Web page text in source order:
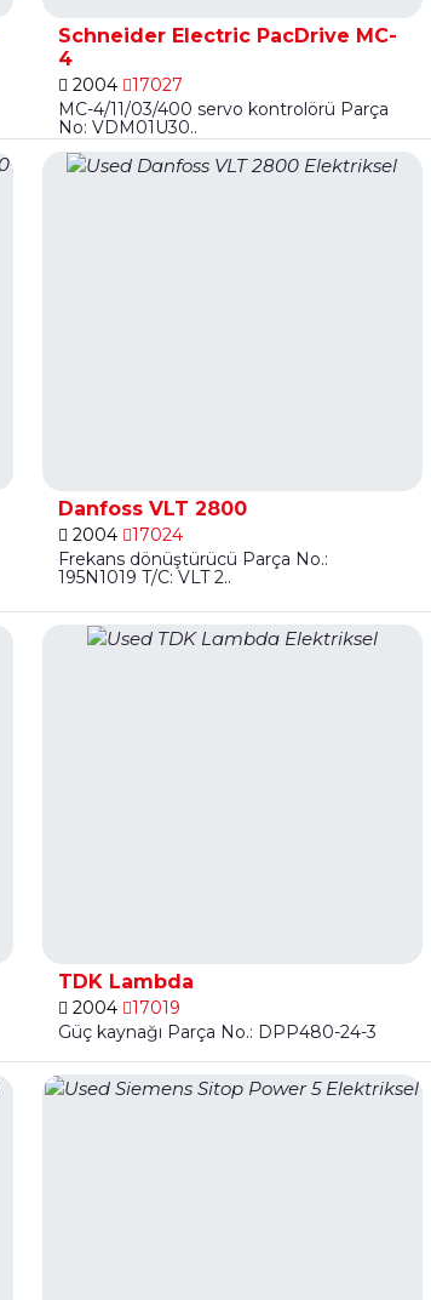
Schneider Electric PacDrive MC-
4
2004
17027
MC-4/11/03/400 servo kontrolörü Parça
No: VDM01U30..
Danfoss VLT 2800
2004
17024
Frekans dönüştürücü Parça No.:
195N1019 T/C: VLT 2..
TDK Lambda
2004
17019
Güç kaynağı Parça No.: DPP480-24-3